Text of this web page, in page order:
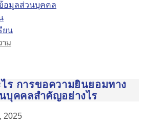
อมูลส่วนบุคคล
ยน
าม
ร การขอความยินยอมทาง
บุคคลสำคัญอย่างไร
2025